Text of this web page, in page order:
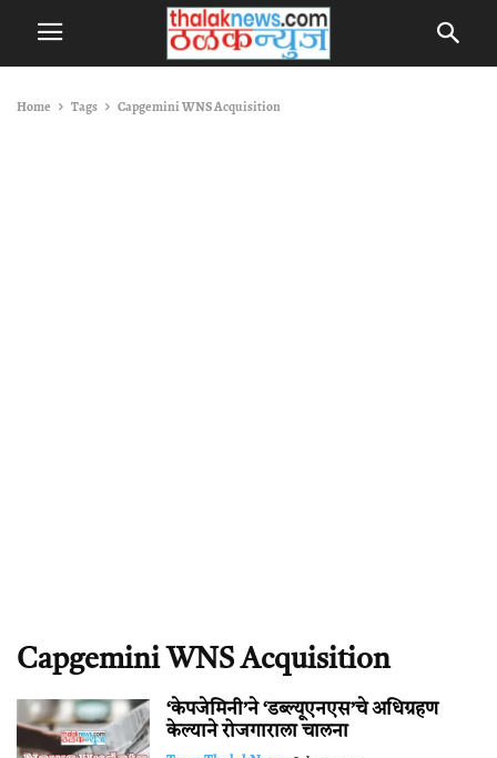
Home Tags Capgemini WNS Acquisition
Capgemini WNS Acquisition
‘केपजेमिनी’ने ‘डब्ल्यूएनएस’चे अधिग्रहण
केल्याने रोजगाराला चालना